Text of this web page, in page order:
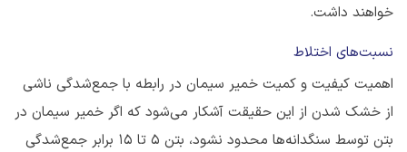
خواهند داشت.
نسبت‌های اختلاط
اهمیت کیفیت و کمیت خمیر سیمان در رابطه با جمع‌شدگی ناشی
از خشک شدن از این حقیقت آشکار می‌شود که اگر خمیر سیمان در
بتن توسط سنگدانه‌ها محدود نشود، بتن ۵ تا ۱۵ برابر جمع‌شدگی